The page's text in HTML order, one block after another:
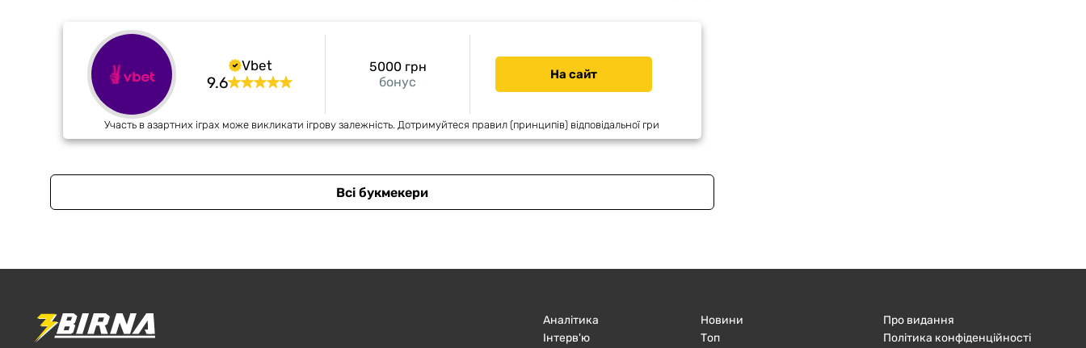
Vbet
9.6 бонус
5000 грн На сайт
Участь в азартних іграх може викликати ігрову залежність. Дотримуйтеся правил (принципів) відповідальної гри
Всі букмекери
Аналітика
Інтерв'ю
Новини
Топ
Про видання
Політика конфіденційності